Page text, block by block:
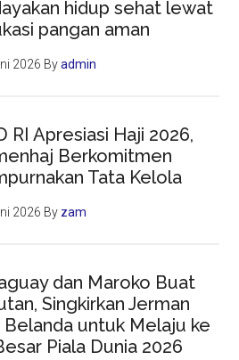
hidup sehat lewat
pangan aman
2026 Byadmin
RI Apresiasi Haji 2026,
Berkomitmen
Tata Kelola
2026 By zam
dan Maroko Buat
Singkirkan Jerman
Belanda untuk Melaju ke
Piala Dunia 2026